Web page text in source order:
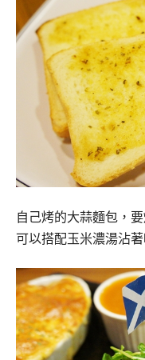
自己烤的大蒜麵包，
可以搭配玉米濃湯沾著